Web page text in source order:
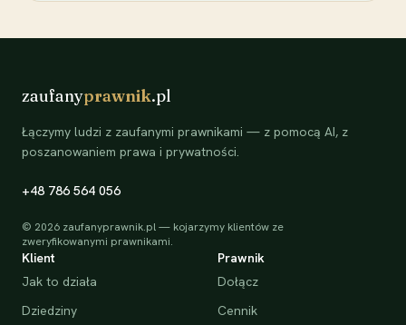
zaufanyprawnik.pl
Łączymy ludzi z zaufanymi prawnikami — z pomocą AI, z
poszanowaniem prawa i prywatności.
+48 786 564 056
© 2026 zaufanyprawnik.pl — kojarzymy klientów ze
zweryfikowanymi prawnikami.
Klient
Jak to działa
Dziedziny
Prawnik
Dołącz
Cennik